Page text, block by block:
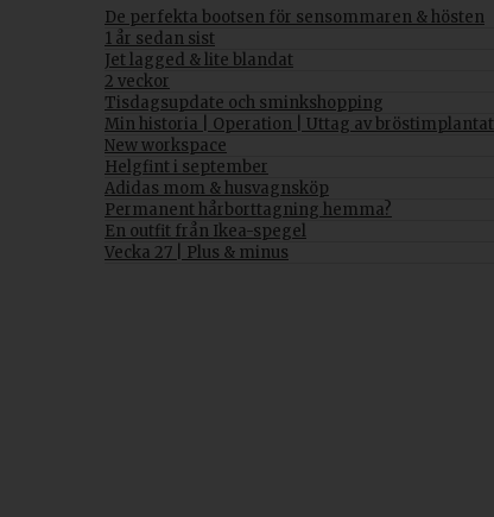
De perfekta bootsen för sensommaren & hösten
1 år sedan sist
Jet lagged & lite blandat
2 veckor
Tisdagsupdate och sminkshopping
Min historia | Operation | Uttag av bröstimplantat
New workspace
Helgfint i september
Adidas mom & husvagnsköp
Permanent hårborttagning hemma?
En outfit från Ikea-spegel
Vecka 27 | Plus & minus